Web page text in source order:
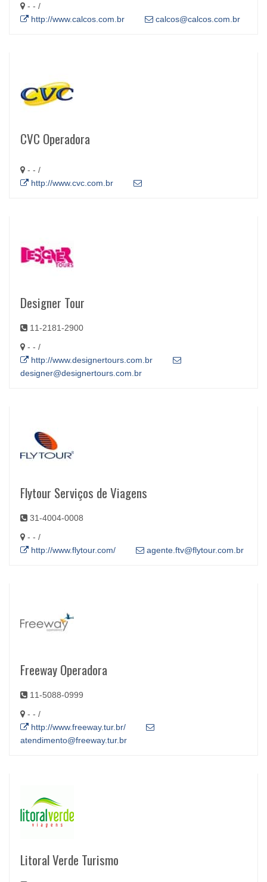
- - /
http://www.calcos.com.br
calcos@calcos.com.br
CVC Operadora
- - /
http://www.cvc.com.br
Designer Tour
11-2181-2900
- - /
http://www.designertours.com.br
designer@designertours.com.br
Flytour Serviços de Viagens
31-4004-0008
- - /
http://www.flytour.com/
agente.ftv@flytour.com.br
Freeway Operadora
11-5088-0999
- - /
http://www.freeway.tur.br/
atendimento@freeway.tur.br
Litoral Verde Turismo